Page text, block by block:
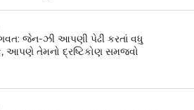
જેન-ઝી આપણી પેઢી કરતાં વધુ
આપણે તેમનો દ્રષ્ટિકોણ સમજવો